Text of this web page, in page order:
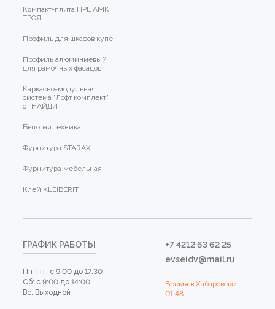
Компакт-плита HPL АМК
ТРОЯ
Профиль для шкафов купе
Профиль алюминиевый
для рамочных фасадов
Каркасно-модульная
система "Лофт комплект"
от НАЙДИ
Бытовая техника
Фурнитура STARAX
Фурнитура мебельная
Клей KLEIBERIT
ГРАФИК РАБОТЫ
Пн-Пт: с 9:00 до 17:30
Сб: с 9:00 до 14:00
Вс: Выходной
+7 4212 63 62 25
evseidv@mail.ru
Время в Хабаровске
01:48